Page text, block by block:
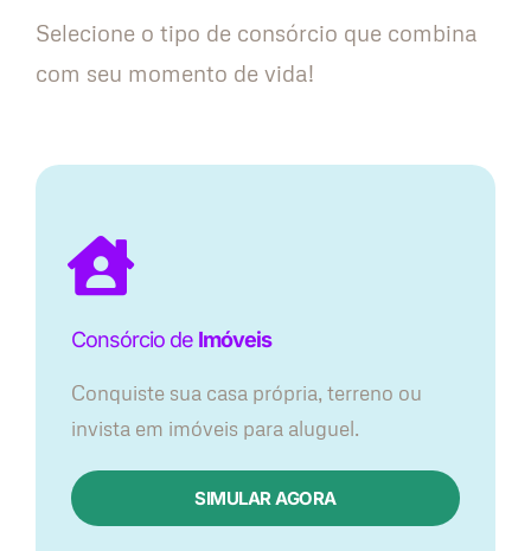
Selecione o tipo de consórcio que combina
com seu momento de vida!
Consórcio de Imóveis
Conquiste sua casa própria, terreno ou
invista em imóveis para aluguel.
SIMULAR AGORA​